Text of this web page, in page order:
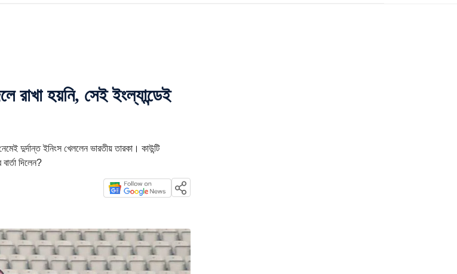
হয়নি, সেই ইংল্যান্ডেই
দুর্দান্ত ইনিংস খেললেন ভারতীয় তারকা। কাউন্টি
দিলেন?